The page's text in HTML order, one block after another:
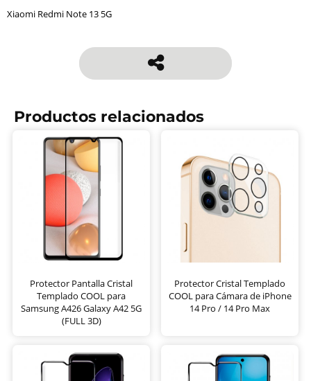
Xiaomi Redmi Note 13 5G
Productos relacionados
Protector Pantalla Cristal
Templado COOL para
Samsung A426 Galaxy A42 5G
(FULL 3D)
Protector Cristal Templado
COOL para Cámara de iPhone
14 Pro / 14 Pro Max